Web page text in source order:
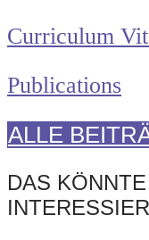
Curriculum
Publications
ALLE
DAS